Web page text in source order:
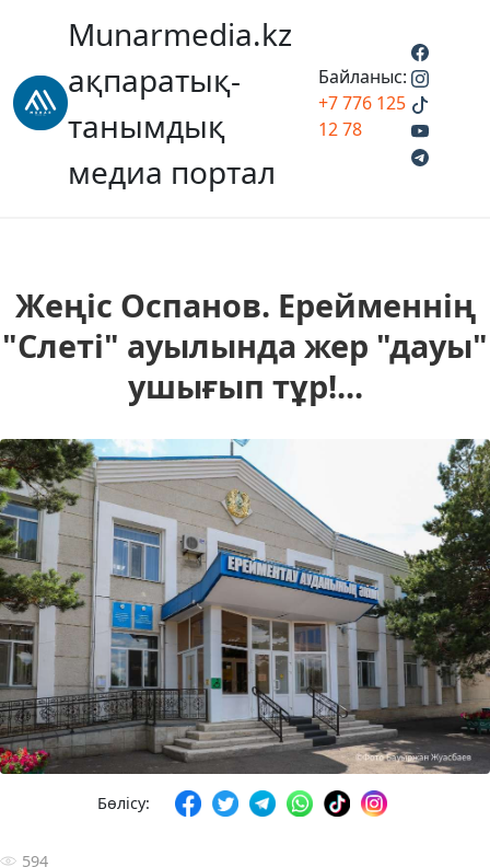
Munarmedia.kz
ақпаратық-
танымдық
медиа портал
Байланыс:
+7 776 125
12 78
Жеңіс Оспанов. Ерейменнің
"Слеті" ауылында жер "дауы"
ушығып тұр!...
Бөлісу:
594